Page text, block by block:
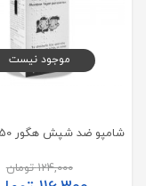
موجود نیست
124,000تومان